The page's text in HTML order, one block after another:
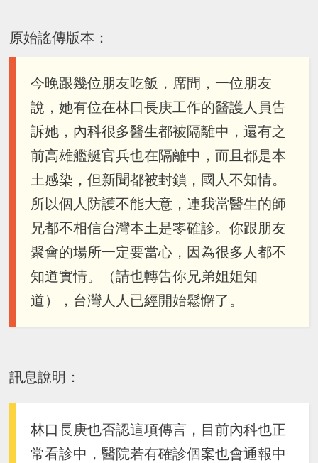
原始謠傳版本：
今晚跟幾位朋友吃飯，席間，一位朋友
說，她有位在林口長庚工作的醫護人員告
訴她，內科很多醫生都被隔離中，還有之
前高雄艦艇官兵也在隔離中，而且都是本
土感染，但新聞都被封鎖，國人不知情。
所以個人防護不能大意，連我當醫生的師
兄都不相信台灣本土是零確診。你跟朋友
聚會的場所一定要當心，因為很多人都不
知道實情。（請也轉告你兄弟姐姐知
道），台灣人人已經開始鬆懈了。
訊息說明：
林口長庚也否認這項傳言，目前內科也正
常看診中，醫院若有確診個案也會通報中